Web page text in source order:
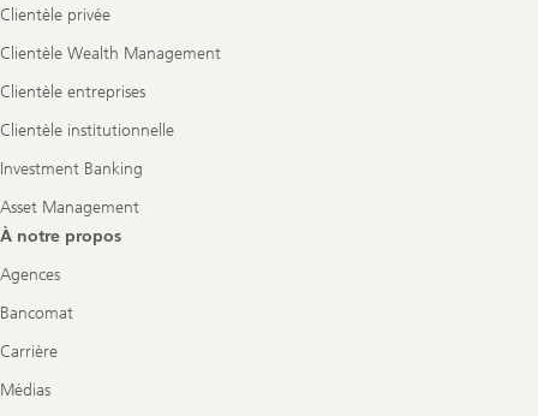
Clientèle privée
Clientèle Wealth Management
Clientèle entreprises
Clientèle institutionnelle
Investment Banking
Asset Management
À notre propos
Agences
Bancomat
Carrière
Médias